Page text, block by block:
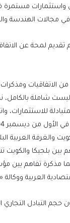
مجالات الهندسة
لمحة عن
من الاتفاقيات ومذكرات
ليست شاملة بالكامل،
للاستثمارات،
بين بلجيكا
مذكرة تفاهم بين
العربية ووكالة
التبادل التجاري